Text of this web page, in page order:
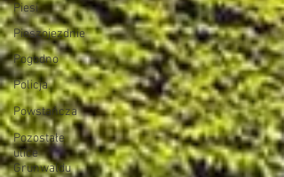
Piesi
Pieszojezdnie
Pogodno
Policja
Powstańcza
Pozostałe
ulice
Grunwaldu